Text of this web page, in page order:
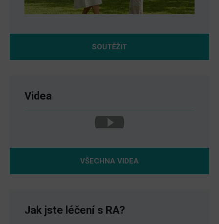
SOUTĚŽIT
Videa
VŠECHNA VIDEA
Jak jste léčení s RA?